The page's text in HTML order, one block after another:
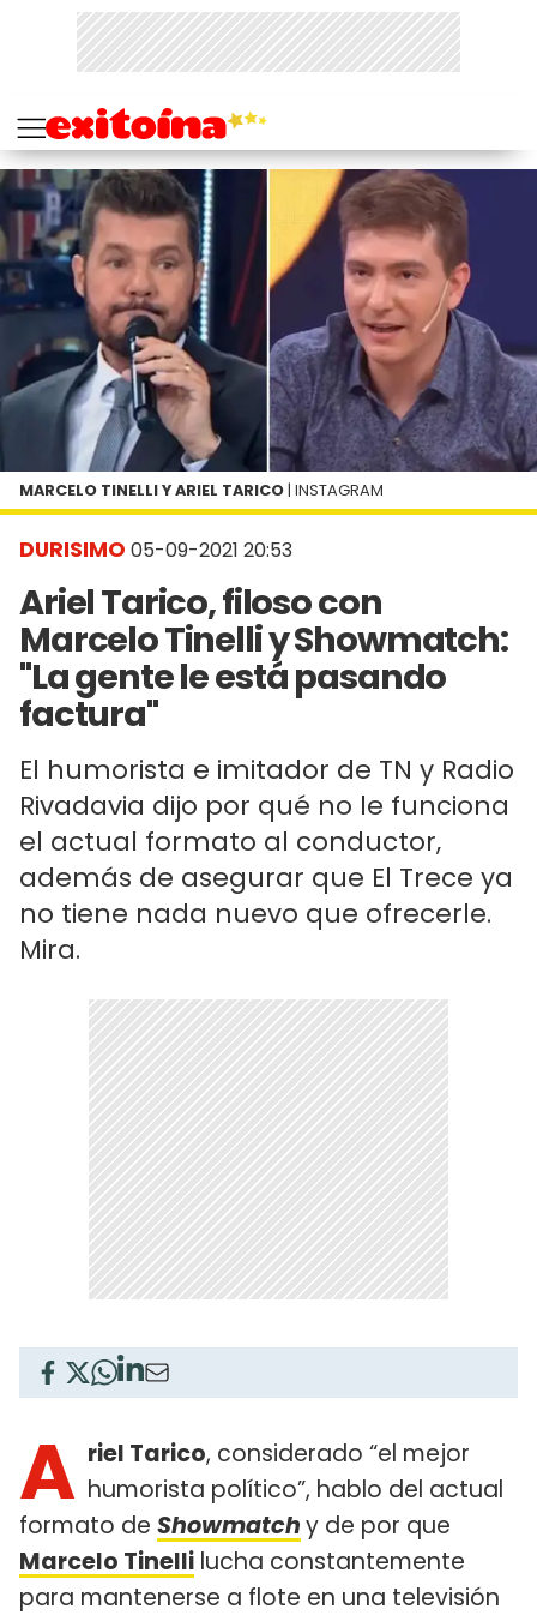
DURISIMO 05-09-2021 20:53
Ariel Tarico, filoso con
Marcelo Tinelli y Showmatch:
"La gente le está pasando
factura"
El humorista e imitador de TN y Radio
Rivadavia dijo por qué no le funciona
el actual formato al conductor,
además de asegurar que El Trece ya
no tiene nada nuevo que ofrecerle.
Mira.
MARCELO TINELLI Y ARIEL TARICO | INSTAGRAM
A riel Tarico, considerado “el mejor
humorista político”, hablo del actual
formato de Showmatchy de por que
Marcelo Tinelli lucha constantemente
para mantenerse a flote en una televisión